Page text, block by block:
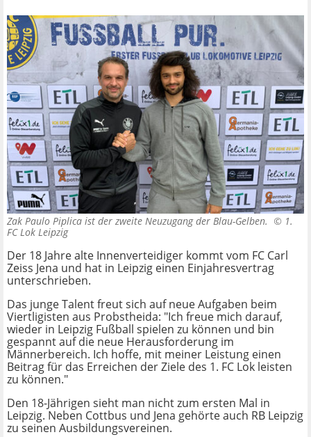
Zak Paulo Piplica ist der zweite Neuzugang der Blau-Gelben. © 1.
FC Lok Leipzig
Der 18 Jahre alte Innenverteidiger kommt vom FC Carl
Zeiss Jena und hat in Leipzig einen Einjahresvertrag
unterschrieben.
Das junge Talent freut sich auf neue Aufgaben beim
Viertligisten aus Probstheida: "Ich freue mich darauf,
wieder in Leipzig Fußball spielen zu können und bin
gespannt auf die neue Herausforderung im
Männerbereich. Ich hoffe, mit meiner Leistung einen
Beitrag für das Erreichen der Ziele des 1. FC Lok leisten
zu können."
Den 18-Jährigen sieht man nicht zum ersten Mal in
Leipzig. Neben Cottbus und Jena gehörte auch RB Leipzig
zu seinen Ausbildungsvereinen.